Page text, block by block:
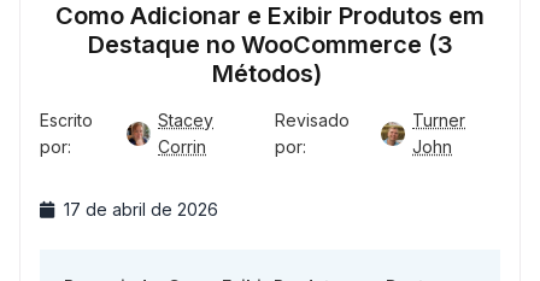
Como Adicionar e Exibir Produtos em
Destaque no WooCommerce (3
Métodos)
Escrito
por:
Stacey
Corrin
Revisado
por:
Turner
John
17 de abril de 2026